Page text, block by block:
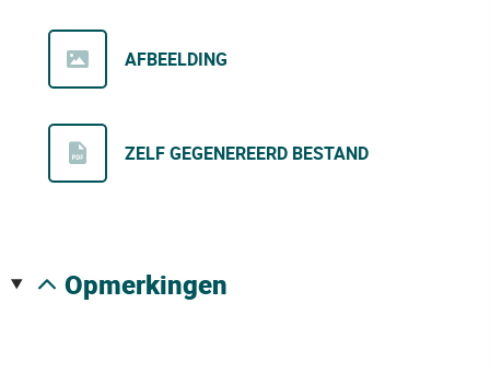
AFBEELDING
ZELF GEGENEREERD BESTAND
opmerkingen